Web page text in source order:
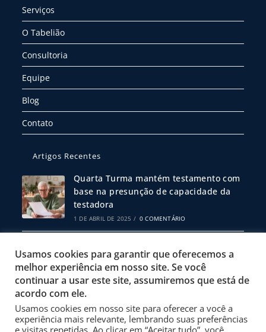
Serviços
O Tabelião
Consultoria
Equipe
Blog
Contato
Artigos Recentes
Quarta Turma mantém testamento com
base na presunção de capacidade da
testadora
1 DE ABRIL DE 2025 / 0 COMENTÁRIO
Escritura Pública ou Particular: Qual
Escolher?
19 DE FEVEREIRO DE 2025 / 0 COMENTÁRIO
Política de Privacidade
Termos de Uso
Usamos cookies para garantir que oferecemos a
melhor experiência em nosso site. Se você
continuar a usar este site, assumiremos que está de
acordo com ele.
Usamos cookies em nosso site para oferecer a você a
experiência mais relevante, lembrando suas preferências
e visitas repetidas. Ao clicar em “Aceitar tudo”, você